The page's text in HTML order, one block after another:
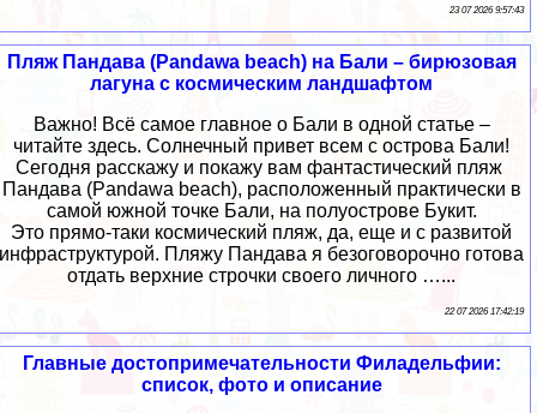
23 07 2026 9:57:43
Пляж Пандава (Pandawa beach) на Бали – бирюзовая
лагуна с космическим ландшафтом
Важно! Всё самое главное о Бали в одной статье –
читайте здесь. Солнечный привет всем с острова Бали!
Сегодня расскажу и покажу вам фантастический пляж
Пандава (Pandawa beach), расположенный практически в
самой южной точке Бали, на полуострове Букит.
Это прямо-таки космический пляж, да, еще и с развитой
инфраструктурой. Пляжу Пандава я безоговорочно готова
отдать верхние строчки своего личного …...
22 07 2026 17:42:19
Главные достопримечательности Филадельфии:
список, фото и описание